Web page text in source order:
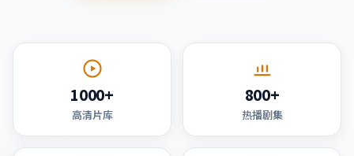
1000+
高清片库
800+
热播剧集